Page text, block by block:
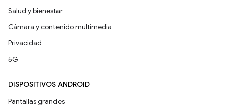
Salud y bienestar
Cámara y contenido multimedia
Privacidad
5G
DISPOSITIVOS ANDROID
Pantallas grandes